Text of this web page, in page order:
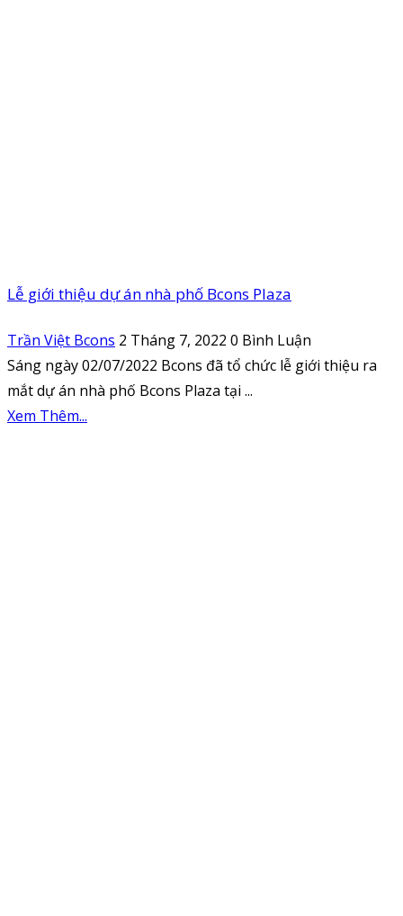
Lễ giới thiệu dự án nhà phố Bcons Plaza
Trần Việt Bcons 2 Tháng 7, 2022 0 Bình Luận
Sáng ngày 02/07/2022 Bcons đã tổ chức lễ giới thiệu ra
mắt dự án nhà phố Bcons Plaza tại ...
Xem Thêm...